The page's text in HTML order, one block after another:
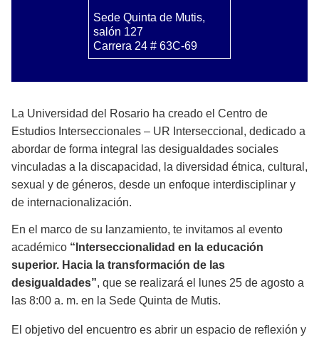
Sede Quinta de Mutis,
salón 127
Carrera 24 # 63C-69
La Universidad del Rosario ha creado el Centro de
Estudios Interseccionales – UR Interseccional, dedicado a
abordar de forma integral las desigualdades sociales
vinculadas a la discapacidad, la diversidad étnica, cultural,
sexual y de géneros, desde un enfoque interdisciplinar y
de internacionalización.
En el marco de su lanzamiento, te invitamos al evento
académico “Interseccionalidad en la educación
superior. Hacia la transformación de las
desigualdades”, que se realizará el lunes 25 de agosto a
las 8:00 a. m. en la Sede Quinta de Mutis.
El objetivo del encuentro es abrir un espacio de reflexión y